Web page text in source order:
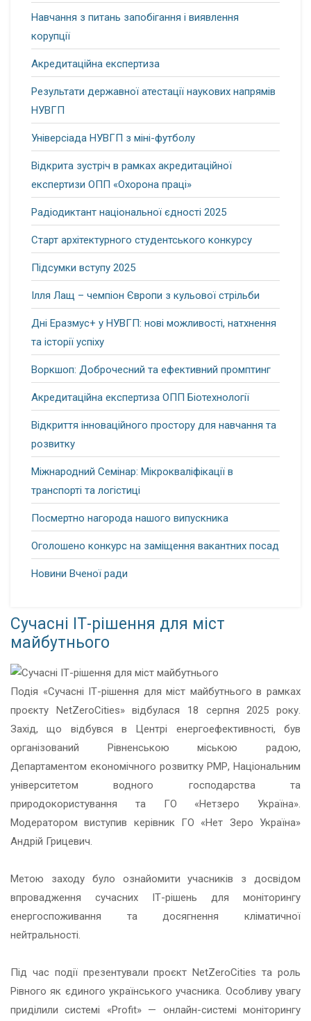
Навчання з питань запобігання і виявлення
корупції
Акредитаційна експертиза
Результати державної атестації наукових напрямів
НУВГП
Універсіада НУВГП з міні-футболу
Відкрита зустріч в рамках акредитаційної
експертизи ОПП «Охорона праці»
Радіодиктант національної єдності 2025
Старт архітектурного студентського конкурсу
Підсумки вступу 2025
Ілля Лащ – чемпіон Європи з кульової стрільби
Дні Еразмус+ у НУВГП: нові можливості, натхнення
та історії успіху
Воркшоп: Доброчесний та ефективний промптинг
Акредитаційна експертиза ОПП Біотехнології
Відкриття інноваційного простору для навчання та
розвитку
Міжнародний Семінар: Мікрокваліфікації в
транспорті та логістиці
Посмертно нагорода нашого випускника
Оголошено конкурс на заміщення вакантних посад
Новини Вченої ради
Сучасні ІТ-рішення для міст
майбутнього
Подія «Сучасні ІТ-рішення для міст майбутнього в рамках
проєкту NetZeroCities» відбулася 18 серпня 2025 року.
Захід, що відбувся в Центрі енергоефективності, був
організований Рівненською міською радою,
Департаментом економічного розвитку РМР, Національним
університетом водного господарства та
природокористування та ГО «Нетзеро Україна».
Модератором виступив керівник ГО «Нет Зеро Україна»
Андрій Грицевич.
Метою заходу було ознайомити учасників з досвідом
впровадження сучасних ІТ-рішень для моніторингу
енергоспоживання та досягнення кліматичної
нейтральності.
Під час події презентували проєкт NetZeroCities та роль
Рівного як єдиного українського учасника. Особливу увагу
приділили системі «Profit» — онлайн-системі моніторингу